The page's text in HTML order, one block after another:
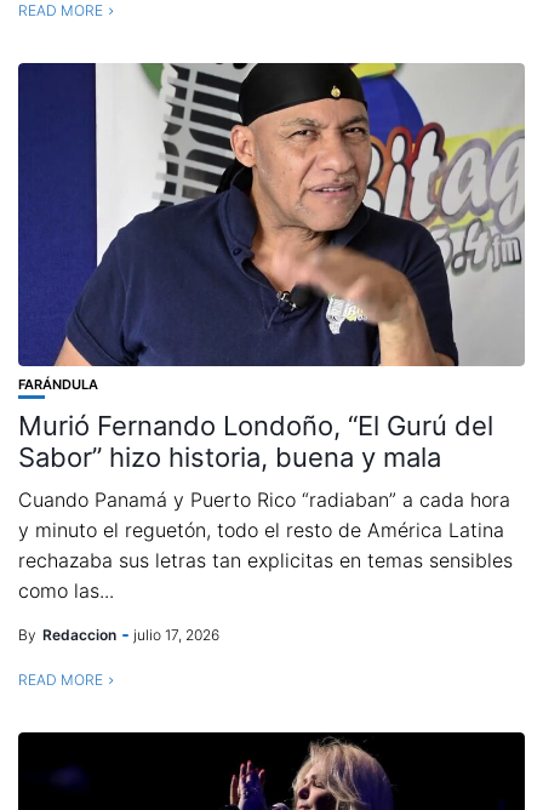
READ MORE
FARÁNDULA
Murió Fernando Londoño, “El Gurú del
Sabor” hizo historia, buena y mala
Cuando Panamá y Puerto Rico “radiaban” a cada hora
y minuto el reguetón, todo el resto de América Latina
rechazaba sus letras tan explicitas en temas sensibles
como las...
By Redaccion julio 17, 2026
READ MORE